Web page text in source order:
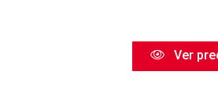
Ver